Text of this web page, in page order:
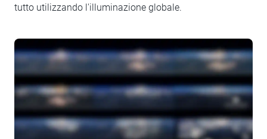
tutto utilizzando l'illuminazione globale.